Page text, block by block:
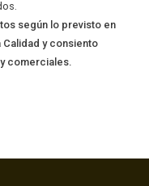
según lo previsto en
y consiento
comerciales.